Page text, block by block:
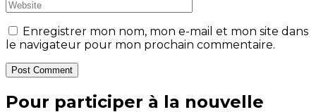
Enregistrer mon nom, mon e-mail et mon site dans
le navigateur pour mon prochain commentaire.
Post Comment
Pour participer à la nouvelle